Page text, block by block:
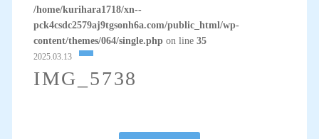
/home/kurihara1718/xn--
pck4csdc2579aj9tgsonh6a.com/public_html/wp-
content/themes/064/single.phpon line 35
2025.03.13
IMG_5738